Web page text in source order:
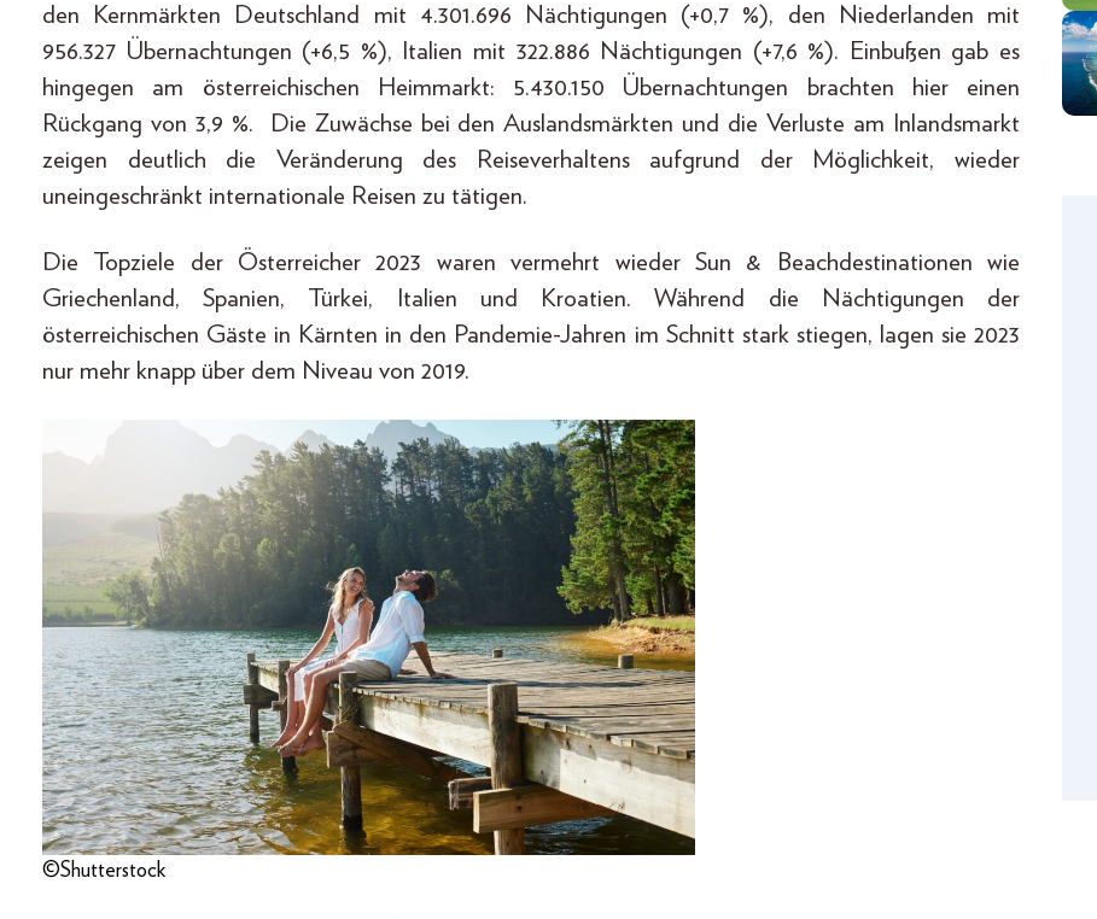
den Kernmärkten Deutschland mit 4.301.696 Nächtigungen (+0,7 %), den Niederlanden mit
956.327 Übernachtungen (+6,5 %), Italien mit 322.886 Nächtigungen (+7,6 %). Einbußen gab es
hingegen am österreichischen Heimmarkt: 5.430.150 Übernachtungen brachten hier einen
Rückgang von 3,9 %. Die Zuwächse bei den Auslandsmärkten und die Verluste am Inlandsmarkt
zeigen deutlich die Veränderung des Reiseverhaltens aufgrund der Möglichkeit, wieder
uneingeschränkt internationale Reisen zu tätigen.
Die Topziele der Österreicher 2023 waren vermehrt wieder Sun & Beachdestinationen wie
Griechenland, Spanien, Türkei, Italien und Kroatien. Während die Nächtigungen der
österreichischen Gäste in Kärnten in den Pandemie-Jahren im Schnitt stark stiegen, lagen sie 2023
nur mehr knapp über dem Niveau von 2019.
©Shutterstock